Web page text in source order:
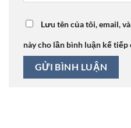
Lưu tên của tôi, email,
này cho lần bình luận kế tiếp